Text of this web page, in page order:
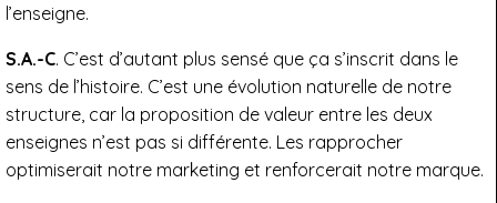
l’enseigne.
S.A.-C. C’est d’autant plus sensé que ça s’inscrit dans le
sens de l’histoire. C’est une évolution naturelle de notre
structure, car la proposition de valeur entre les deux
enseignes n’est pas si différente. Les rapprocher
optimiserait notre marketing et renforcerait notre marque.